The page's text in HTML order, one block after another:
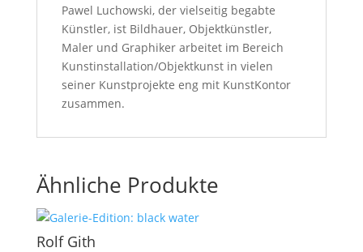
Pawel Luchowski, der vielseitig begabte
Künstler, ist Bildhauer, Objektkünstler,
Maler und Graphiker arbeitet im Bereich
Kunstinstallation/Objektkunst in vielen
seiner Kunstprojekte eng mit KunstKontor
zusammen.
Ähnliche Produkte
Rolf Gith